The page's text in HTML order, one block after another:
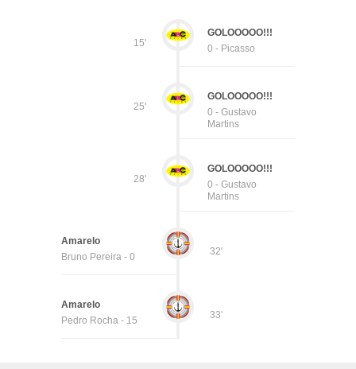
15'
GOLOOOOO!!!
0 - Picasso
25'
GOLOOOOO!!!
0 - Gustavo
Martins
28'
GOLOOOOO!!!
0 - Gustavo
Martins
32'
Amarelo
Bruno Pereira - 0
33'
Amarelo
Pedro Rocha - 15